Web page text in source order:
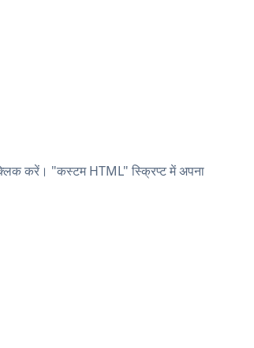
करें। "कस्टम HTML" स्क्रिप्ट में अपना